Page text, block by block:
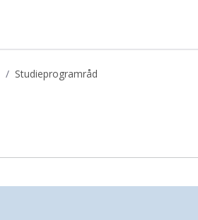
Studieprogramråd